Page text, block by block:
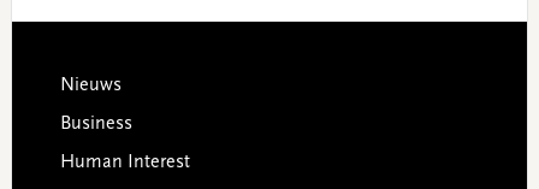
Footer
Nieuws
Business
Human Interest